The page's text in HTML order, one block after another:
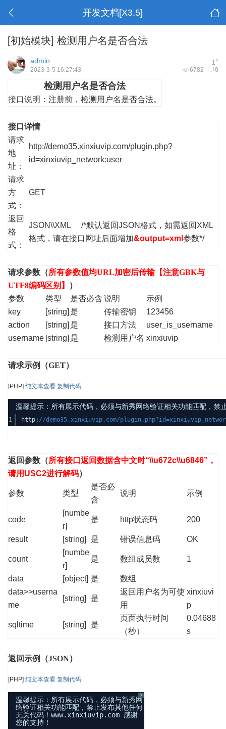
开发文档[X3.5]
[初始模块] 检测用户名是否合法
1#
admin
6782 0
2023-3-5 16:27:43
检测用户名是否合法
接口说明： 注册前，检测用户名是否合法。
接口详情
请求
地
址：
http://demo35.xinxiuvip.com/plugin.php?
id=xinxiuvip_network:user
请求
方
式：
GET
返回
格
式：
JSON\\XML /*默认返回JSON格式，如需返回XML
格式，请在接口网址后面增加&output=xml 参数*/
请求参数（所有参数值均URL加密后传输【注意GBK与
UTF8编码区别】
）
参数
类型 是否必含 说明
示例
key
[string] 是 传输密钥
123456
action
[string] 是 接口方法
user_is_username
username [string] 是 检测用户名 xinxiuvip
请求示例（GET）
[PHP] 纯文本查看 复制代码
温馨提示：所有展示代码，必须与新秀网络验证相关功能匹配，
1 http: //demo35.xinxiuvip.com/
返回参数 （所有接口返回数据含中文时“\\u672c\\u6846”，
请用USC2进行解码）
参数 类型
是否必
含
说明 示例
code
[numbe
r]
是 http状态码 200
result [string] 是 错误信息码 OK
count
[numbe
r]
是 数组成员数 1
data [object] 是
数组
data>>userna
me
[string] 是
返回用户名为可使
用
xinxiuvi
p
sqltime [string] 是
页面执行时间
（秒）
0.04688
s
返回示例（JSON）
[PHP] 纯文本查看 复制代码
?
温馨提示：所有展示代码，必须与新秀网
络验证相关功能匹配，禁止发布其他任何
无关代码！www.xinxiuvip.com 感谢
您的支持！